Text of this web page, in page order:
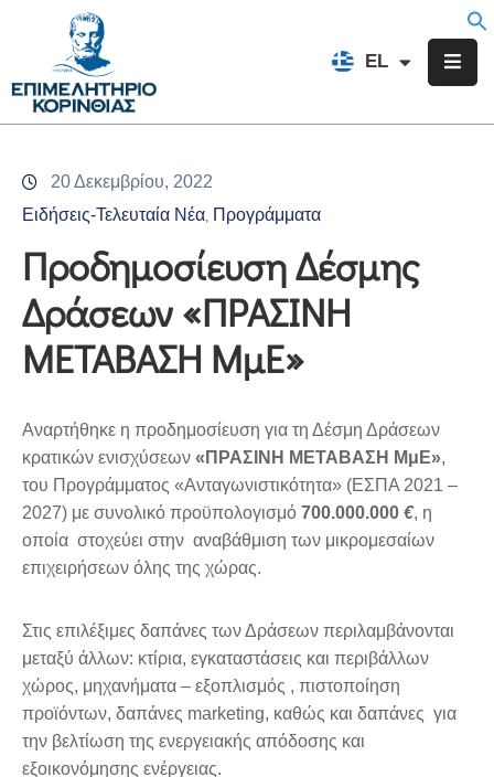
EL
FR
Επιμελητήριο
Υπηρεσίες
Προγράμματα
Δράσεις
Εκδηλώσεις
20 Δεκεμβρίου, 2022
Ειδήσεις-Τελευταία Νέα Προγράμματα
Προδημοσίευση Δέσμης
Δράσεων «ΠΡΑΣΙΝΗ
ΜΕΤΑΒΑΣΗ ΜμΕ»
Αναρτήθηκε η προδημοσίευση για τη Δέσμη Δράσεων
κρατικών ενισχύσεων «ΠΡΑΣΙΝΗ ΜΕΤΑΒΑΣΗ ΜμΕ»,
του Προγράμματος «Ανταγωνιστικότητα» (ΕΣΠΑ 2021 –
2027) με συνολικό προϋπολογισμό 700.000.000 €, η
οποία στοχεύει στην αναβάθμιση των μικρομεσαίων
επιχειρήσεων όλης της χώρας.
Στις επιλέξιμες δαπάνες των Δράσεων περιλαμβάνονται
μεταξύ άλλων: κτίρια, εγκαταστάσεις και περιβάλλων
χώρος, μηχανήματα – εξοπλισμός , πιστοποίηση
προϊόντων, δαπάνες marketing, καθώς και δαπάνες για
την βελτίωση της ενεργειακής απόδοσης και
εξοικονόμησης ενέργειας.